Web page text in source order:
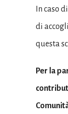
In caso
di
questa
Per la